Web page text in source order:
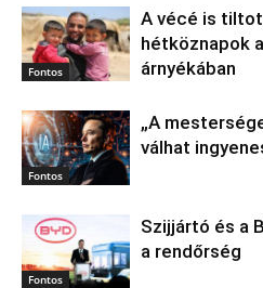
Fontos
A vécé is
hétköznapok
árnyékában
Fontos
„A
válhat
Fontos
Szijjártó és a
a rendőrség